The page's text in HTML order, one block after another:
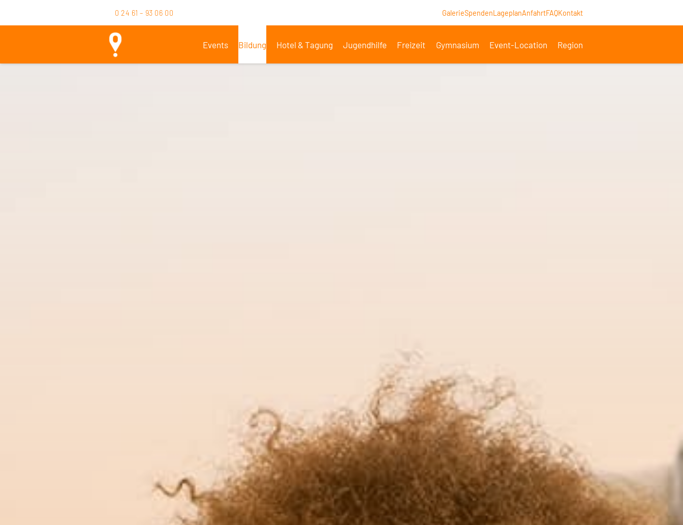
0 24 61 – 93 06 00 GalerieSpendenLageplanAnfahrtFAQKontakt
Events Bildung Hotel & Tagung Jugendhilfe Freizeit Gymnasium Event-Location Region